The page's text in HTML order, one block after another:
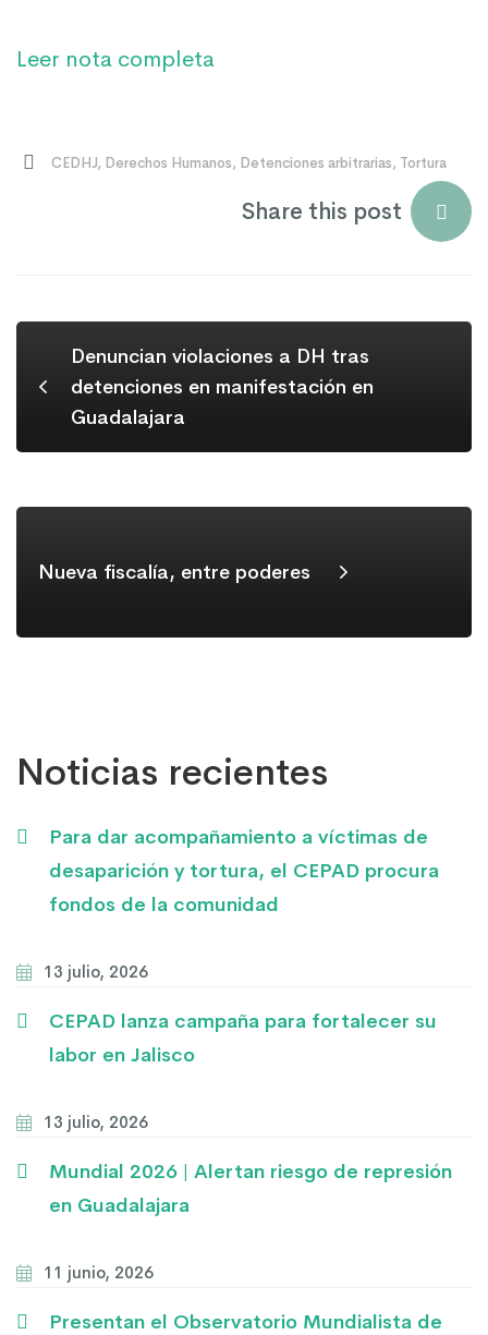
Leer nota completa
CEDHJ, Derechos Humanos, Detenciones arbitrarias, Tortura
Share this post
Denuncian violaciones a DH tras
detenciones en manifestación en
Guadalajara
Nueva fiscalía, entre poderes
Noticias recientes
Para dar acompañamiento a víctimas de
desaparición y tortura, el CEPAD procura
fondos de la comunidad
13 julio, 2026
CEPAD lanza campaña para fortalecer su
labor en Jalisco
13 julio, 2026
Mundial 2026 | Alertan riesgo de represión
en Guadalajara
11 junio, 2026
Presentan el Observatorio Mundialista de